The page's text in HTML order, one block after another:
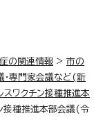
の関連情報 > 市の
・専門家会議など(新
スワクチン接種推進本
接種推進本部会議(令